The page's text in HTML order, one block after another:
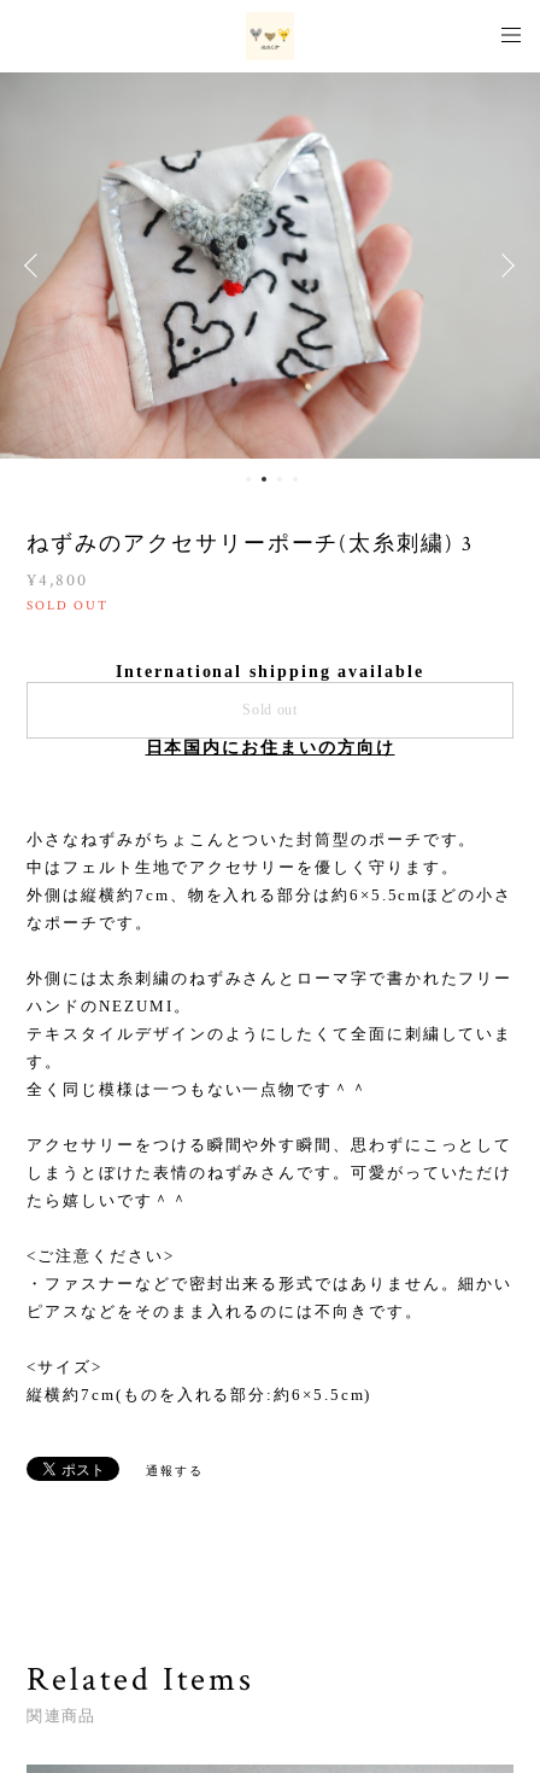
ねずみのアクセサリーポーチ(太糸刺繍) 3
¥4,800
SOLD OUT
International shipping available
Sold out
日本国内にお住まいの方向け
小さなねずみがちょこんとついた封筒型のポーチです。
中はフェルト生地でアクセサリーを優しく守ります。
外側は縦横約7cm、物を入れる部分は約6×5.5cmほどの小さ
なポーチです。
外側には太糸刺繍のねずみさんとローマ字で書かれたフリー
ハンドのNEZUMI。
テキスタイルデザインのようにしたくて全面に刺繍していま
す。
全く同じ模様は一つもない一点物です＾＾
アクセサリーをつける瞬間や外す瞬間、思わずにこっとして
しまうとぼけた表情のねずみさんです。可愛がっていただけ
たら嬉しいです＾＾
<ご注意ください>
・ファスナーなどで密封出来る形式ではありません。細かい
ピアスなどをそのまま入れるのには不向きです。
<サイズ>
縦横約7cm(ものを入れる部分:約6×5.5cm)
通報する
Related Items
関連商品